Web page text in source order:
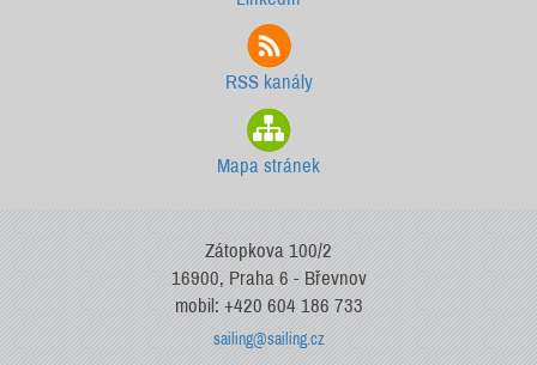
RSS kanály
Mapa stránek
Zátopkova 100/2
16900, Praha 6 - Břevnov
mobil: +420 604 186 733
sailing@sailing.cz